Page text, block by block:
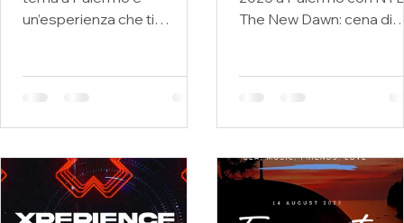
un’esperienza che ti
storia e cultura, ma anche
vita a eventi indimenticabili.
Se stai cercando di
sorprendere i tuoi amici o di
The New Dawn: cena di